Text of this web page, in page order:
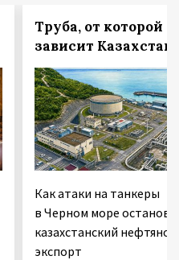
Труба, от которой
зависит Казахстан
Как атаки на танкеры
в Черном море
казахстанский нефтяной
экспорт